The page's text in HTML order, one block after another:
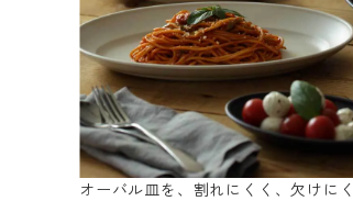
オーバル皿を、割れにくく、欠けに